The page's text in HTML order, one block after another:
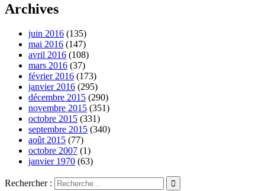
Archives
juin 2016 (135)
mai 2016 (147)
avril 2016 (108)
mars 2016 (37)
février 2016 (173)
janvier 2016 (295)
décembre 2015 (290)
novembre 2015 (351)
octobre 2015 (331)
septembre 2015 (340)
août 2015 (77)
octobre 2007 (1)
janvier 1970 (63)
Rechercher :